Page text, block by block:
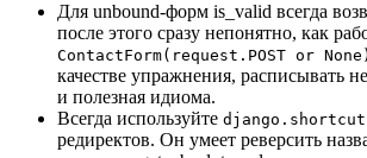
Для unbound-форм is_valid всегда
после этого сразу непонятно, как
ContactForm(request.POST or None)
качестве упражнения, расписывать
и полезная идиома.
Всегда используйте
редиректов. Он умеет реверсить